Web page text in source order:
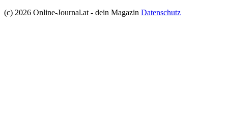
(c) 2026 Online-Journal.at - dein Magazin Datenschutz